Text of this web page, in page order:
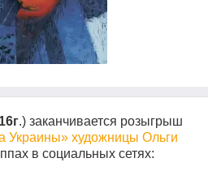
.) заканчивается розыгрыш
Украины» художницы Ольги
в социальных сетях: